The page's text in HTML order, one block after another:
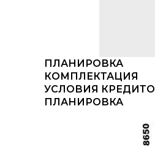
ПЛАНИРОВКА
КОМПЛЕКТАЦИЯ
УСЛОВИЯ
ПЛАНИРОВКА